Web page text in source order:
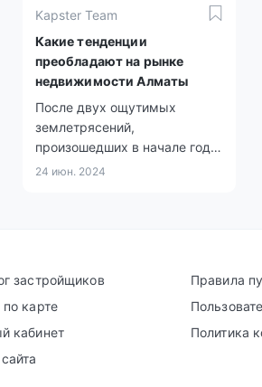
Kapster Team
Какие тенденции
преобладают на рынке
недвижимости Алматы
После двух ощутимых
землетрясений,
произошедших в начале года
в городе, квартиры на
24 июн. 2024
застройщиков
карте
кабинет
Правила
Политика